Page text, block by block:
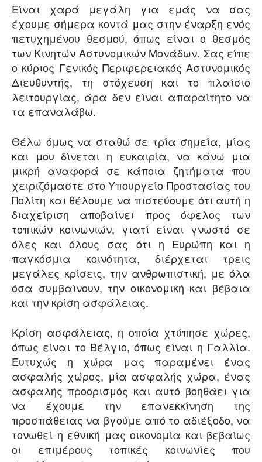
Είναι χαρά μεγάλη για εμάς να σας
έχουμε σήμερα κοντά μας στην έναρξη ενός
πετυχημένου θεσμού, όπως είναι ο θεσμός
των Κινητών Αστυνομικών Μονάδων. Σας είπε
ο κύριος Γενικός Περιφερειακός Αστυνομικός
Διευθυντής, τη στόχευση και το πλαίσιο
λειτουργίας, άρα δεν είναι απαραίτητο να
τα επαναλάβω.
Θέλω όμως να σταθώ σε τρία σημεία, μίας
και μου δίνεται η ευκαιρία, να κάνω μια
μικρή αναφορά σε κάποια ζητήματα που
χειριζόμαστε στο Υπουργείο Προστασίας του
Πολίτη και θέλουμε να πιστεύουμε ότι αυτή η
διαχείριση αποβαίνει προς όφελος των
τοπικών κοινωνιών, γιατί είναι γνωστό σε
όλες και όλους σας ότι η Ευρώπη και η
παγκόσμια κοινότητα, διέρχεται τρεις
μεγάλες κρίσεις, την ανθρωπιστική, με όλα
όσα συμβαίνουν, την οικονομική και βέβαια
και την κρίση ασφάλειας.
Κρίση ασφάλειας, η οποία χτύπησε χώρες,
όπως είναι το Βέλγιο, όπως είναι η Γαλλία.
Ευτυχώς η χώρα μας παραμένει ένας
ασφαλής χώρος, μία ασφαλής χώρα, ένας
ασφαλής προορισμός και αυτό βοηθάει για
να έχουμε την επανεκκίνηση της
προσπάθειας να βγούμε από το αδιέξοδο, να
τονωθεί η εθνική μας οικονομία και βεβαίως
οι επιμέρους τοπικές κοινωνίες που